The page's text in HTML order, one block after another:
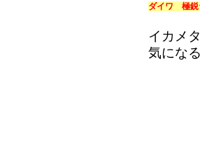
ダイワ 極鋭
イカメ
気にな